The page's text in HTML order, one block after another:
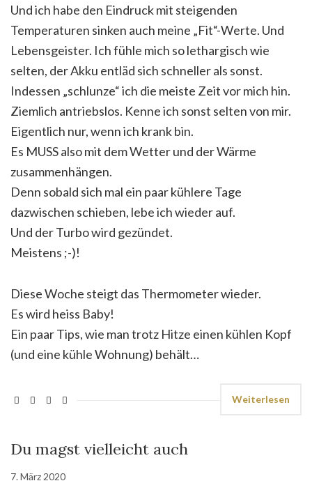
Und ich habe den Eindruck mit steigenden
Temperaturen sinken auch meine „Fit“-Werte. Und
Lebensgeister. Ich fühle mich so lethargisch wie
selten, der Akku entläd sich schneller als sonst.
Indessen „schlunze“ ich die meiste Zeit vor mich hin.
Ziemlich antriebslos. Kenne ich sonst selten von mir.
Eigentlich nur, wenn ich krank bin.
Es MUSS also mit dem Wetter und der Wärme
zusammenhängen.
Denn sobald sich mal ein paar kühlere Tage
dazwischen schieben, lebe ich wieder auf.
Und der Turbo wird gezündet.
Meistens ;-)!
Diese Woche steigt das Thermometer wieder.
Es wird heiss Baby!
Ein paar Tips, wie man trotz Hitze einen kühlen Kopf
(und eine kühle Wohnung) behält…
Weiterlesen
Du magst vielleicht auch
7. März 2020